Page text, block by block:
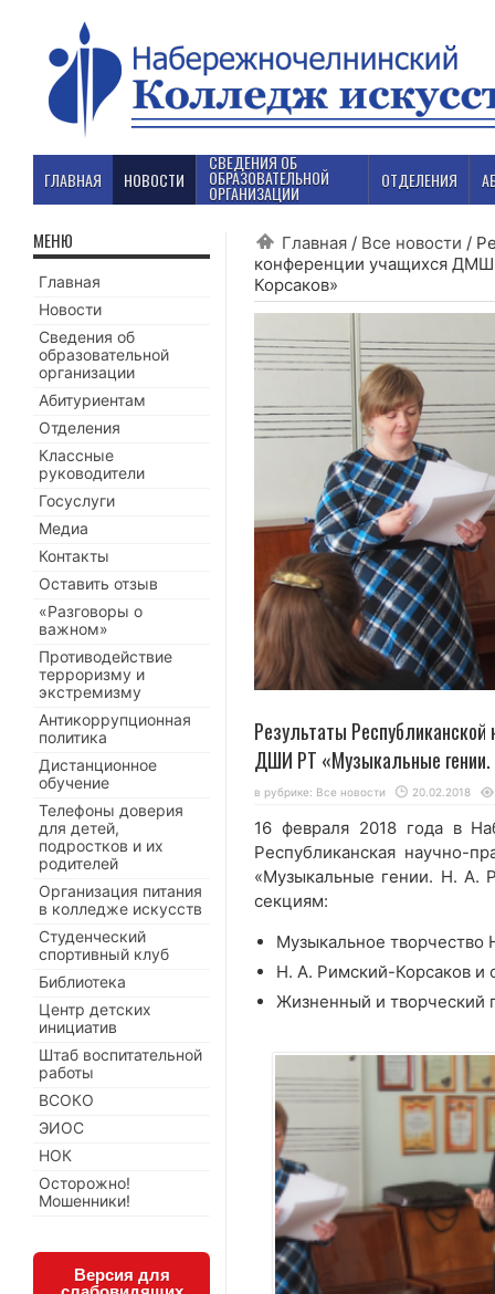
ГЛАВНАЯ НОВОСТИ
СВЕДЕНИЯ ОБ
ОБРАЗОВАТЕЛЬНОЙ
ОРГАНИЗАЦИИ
ОТДЕЛЕНИЯ
Главная / Все новости /
конференции учащихся
Корсаков»
Результаты
ДШИ РТ «Музыкальные гении.
в рубрике: Все новости 20.02.2018
16 февраля 2018 года в
Республиканская
«Музыкальные гении. Н. А.
секциям:
Музыкальное творчество
Н. А. Римский-Корсаков и
Жизненный и творческий
МЕНЮ
Главная
Новости
Сведения об
образовательной
организации
Абитуриентам
Отделения
Классные
руководители
Госуслуги
Медиа
Контакты
Оставить отзыв
«Разговоры о
важном»
Противодействие
терроризму и
экстремизму
Антикоррупционная
политика
Дистанционное
обучение
Телефоны доверия
для детей,
подростков и их
родителей
Организация питания
в колледже искусств
Студенческий
спортивный клуб
Библиотека
Центр детских
инициатив
Штаб воспитательной
работы
ВСОКО
ЭИОС
НОК
Осторожно!
Мошенники!
Версия для